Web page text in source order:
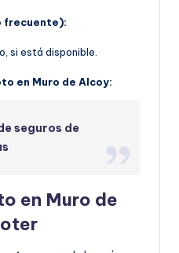
frecuente):
si está disponible.
en Muro de Alcoy:
seguros de
en Muro de